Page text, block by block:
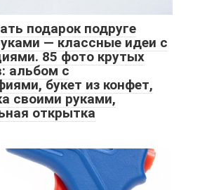
подарок подруге
— классные идеи с
85 фото крутых
альбом с
букет из конфет,
своими руками,
открытка